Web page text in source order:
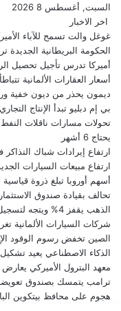
السبت, أغسطس 8 2026
اخر الاخبار
غوغل والت تسمح للآباء
الحكومة البريطانية
أميركا تدرس تأجيل تحصيل
أسعار العقارات الألمانية
ديمون يحذر من ديون خفية
بي إم دبليو تبدأ الإنتاج
تحولات مسارات ناقلات
يحتاج 6 أشهر
ارتفاع إيرادات شباك
ارتفاع مبيعات السيارات
أسهم أوروبا تبلغ ذروة
تحالف بقيادة صندوق
الذهب يقفز 4% ويتجه لتسجيل أكبر مكاسب يومية منذ فبراير
شركات السيارات الألمانية
الصين تخفض رسوم الوقود
الذكاء الاصطناعي يعيد
معهد البترول الأميركي
ترامب يتمسك بصندوق تعويضات بقيمة 1.8
هجوم على محافظ بيتكوين الباردة يجمع 89 مليون